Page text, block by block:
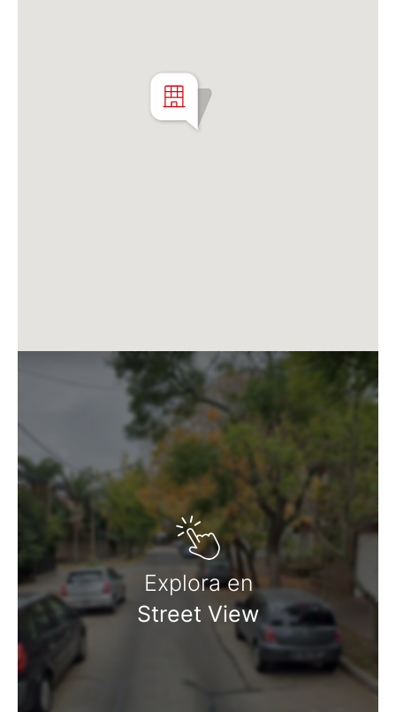
Matrícula CMCPSI N° 6886
Av. Libertador 4189 - La Lucila - Prov. de Bs. As.
Explora en
Street View